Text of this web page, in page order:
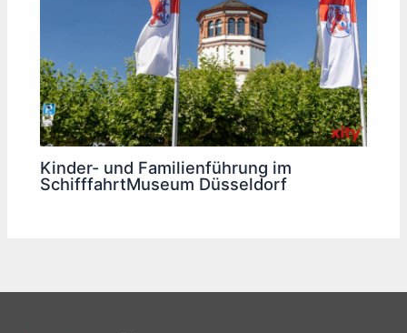
Kinder- und Familienführung im
SchifffahrtMuseum Düsseldorf